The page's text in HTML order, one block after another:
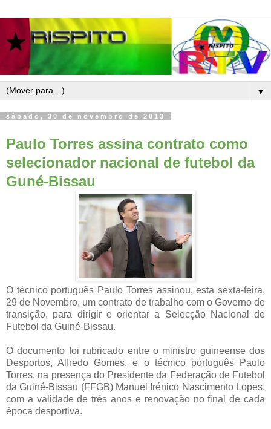
▼
sábado, 30 de novembro de 2013
Paulo Torres assina contrato como
selecionador nacional de futebol da
Guné-Bissau
O técnico português Paulo Torres assinou, esta sexta-feira,
29 de Novembro, um contrato de trabalho com o Governo de
transição, para dirigir e orientar a Selecção Nacional de
Futebol da Guiné-Bissau.
O documento foi rubricado entre o ministro guineense dos
Desportos, Alfredo Gomes, e o técnico português Paulo
Torres, na presença do Presidente da Federação de Futebol
da Guiné-Bissau (FFGB) Manuel Irénico Nascimento Lopes,
com a validade de três anos e renovação no final de cada
época desportiva.